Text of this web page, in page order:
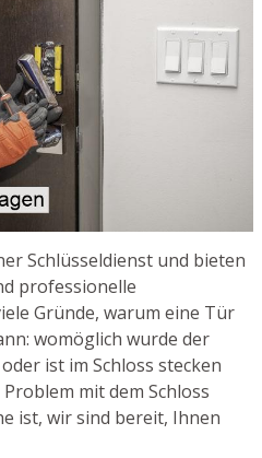
Schlüsseldienst und bieten
professionelle
Gründe, warum eine Tür
womöglich wurde der
ist im Schloss stecken
mit dem Schloss
ist, wir sind bereit, Ihnen